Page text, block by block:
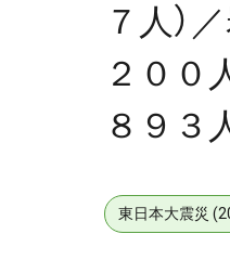
７人
２００
８９３
東日本大震災